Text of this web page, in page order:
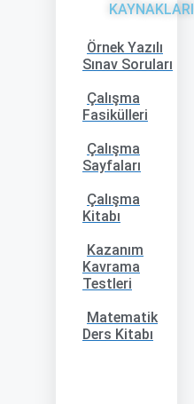
KAYNAKLARI
Örnek Yazılı
Sınav Soruları
Çalışma
Fasikülleri
Çalışma
Sayfaları
Çalışma
Kitabı
Kazanım
Kavrama
Testleri
Matematik
Ders Kitabı